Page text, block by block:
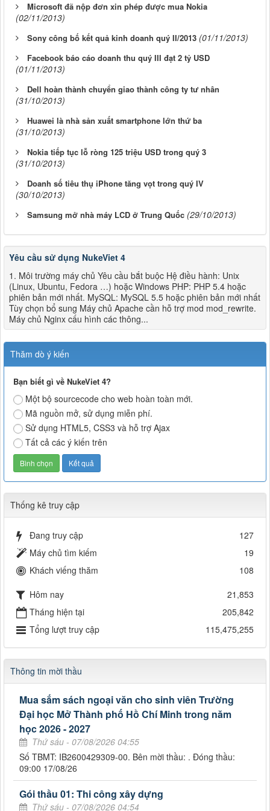
Microsoft đã nộp đơn xin phép được mua Nokia
(02/11/2013)
Sony công bố kết quả kinh doanh quý II/2013 (01/11/2013)
Facebook báo cáo doanh thu quý III đạt 2 tỷ USD
(01/11/2013)
Dell hoàn thành chuyển giao thành công ty tư nhân
(31/10/2013)
Huawei là nhà sản xuất smartphone lớn thứ ba
(31/10/2013)
Nokia tiếp tục lỗ ròng 125 triệu USD trong quý 3
(31/10/2013)
Doanh số tiêu thụ iPhone tăng vọt trong quý IV
(30/10/2013)
Samsung mở nhà máy LCD ở Trung Quốc (29/10/2013)
Yêu cầu sử dụng NukeViet 4
1. Môi trường máy chủ Yêu cầu bắt buộc Hệ điều hành: Unix
(Linux, Ubuntu, Fedora …) hoặc Windows PHP: PHP 5.4 hoặc
phiên bản mới nhất. MySQL: MySQL 5.5 hoặc phiên bản mới nhất
Tùy chọn bổ sung Máy chủ Apache cần hỗ trợ mod mod_rewrite.
Máy chủ Nginx cấu hình các thông...
Thăm dò ý kiến
Bạn biết gì về NukeViet 4?
Một bộ sourcecode cho web hoàn toàn mới.
Mã nguồn mở, sử dụng miễn phí.
Sử dụng HTML5, CSS3 và hỗ trợ Ajax
Tất cả các ý kiến trên
Thống kê truy cập
Đang truy cập
127
Máy chủ tìm kiếm
19
Khách viếng thăm
108
Hôm nay
21,853
Tháng hiện tại
205,842
Tổng lượt truy cập
115,475,255
Thông tin mời thầu
Mua sắm sách ngoại văn cho sinh viên Trường
Đại học Mở Thành phố Hồ Chí Minh trong năm
học 2026 - 2027
Thứ sáu - 07/08/2026 04:55
Số TBMT: IB2600429309-00. Bên mời thầu: . Đóng thầu:
09:00 17/08/26
Gói thầu 01: Thi công xây dựng
Thứ sáu - 07/08/2026 04:54